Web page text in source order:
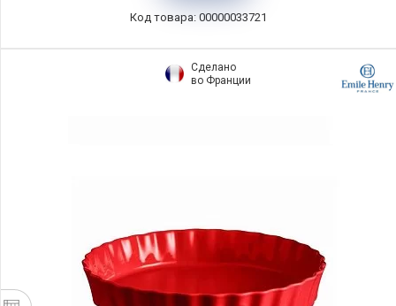
Код товара: 00000033721
Сделано
во Франции